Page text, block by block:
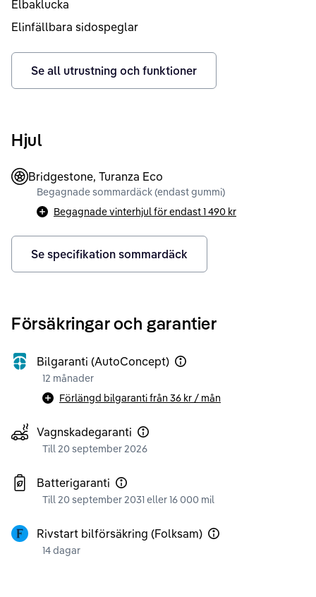
Elbaklucka
Elinfällbara sidospeglar
Se all utrustning och funktioner
Hjul
Bridgestone, Turanza Eco
Begagnade sommardäck (endast gummi)
Begagnade vinterhjul för endast1 490 kr
Se specifikation sommardäck
Försäkringar och garantier
Bilgaranti (AutoConcept)
12 månader
Förlängd bilgaranti från 36 kr / mån
Vagnskadegaranti
Till 20 september 2026
Batterigaranti
Till 20 september 2031 eller 16 000 mil
Rivstart bilförsäkring (Folksam)
14 dagar